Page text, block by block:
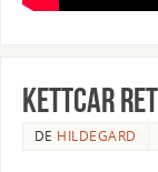
Kettcar
DE HILDEGARD